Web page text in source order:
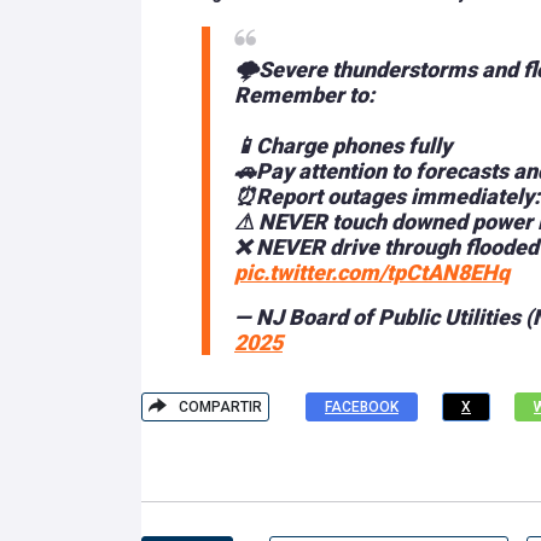
🌩️Severe thunderstorms and
Remember to:
📱Charge phones fully
🚗Pay attention to forecasts
⏰Report outages
⚠ NEVER touch downed power
❌ NEVER drive through
pic.twitter.com/tpCtAN8EHq
— NJ Board of Public Utilities
2025
COMPARTIR FACEBOOK X